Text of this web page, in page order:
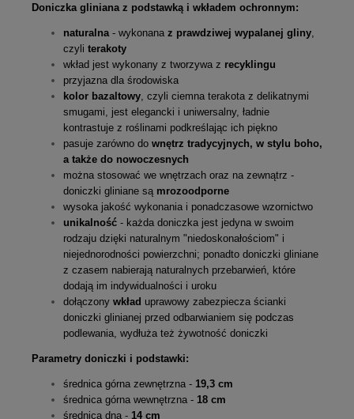
Doniczka gliniana z podstawką i wkładem ochronnym:
naturalna - wykonana z prawdziwej wypalanej gliny
czyli terakoty
wkład jest wykonany z tworzywa z recyklingu
przyjazna dla środowiska
kolor bazaltowy , czyli ciemna terakota z delikatnymi
smugami, jest elegancki i uniwersalny, ładnie
kontrastuje z roślinami podkreślając ich piękno
pasuje zarówno do wnętrz tradycyjnych, w stylu boho,
a także do nowoczesnych
można stosować we wnętrzach oraz na zewnątrz -
doniczki gliniane są mrozoodporne
wysoka jakość wykonania i ponadczasowe wzornictwo
unikalność - każda doniczka jest jedyna w swoim
rodzaju dzięki naturalnym "niedoskonałościom" i
niejednorodności powierzchni; ponadto doniczki gliniane
z czasem nabierają naturalnych przebarwień, które
dodają im indywidualności i uroku
dołączony wkład uprawowy zabezpiecza ścianki
doniczki glinianej przed odbarwianiem się podczas
podlewania, wydłuża też żywotność doniczki
Parametry doniczki i podstawki:
średnica górna zewnętrzna - 19,3 cm
średnica górna wewnętrzna - 18 cm
średnica dna - 14 cm